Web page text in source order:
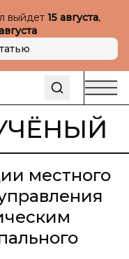
выйдет 15 августа,
местного